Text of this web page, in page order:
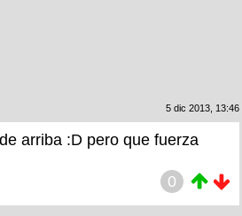
5 dic 2013, 13:46
arriba :D pero que fuerza
0